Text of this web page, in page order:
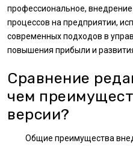
профессиональное,
процессов на предприятии,
современных подходов в
повышения прибыли и
Сравнение
чем
версии?
Общие преимущества